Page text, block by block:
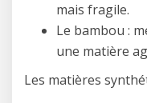
mais fragile.
Le bambou :
une matière
Les matières